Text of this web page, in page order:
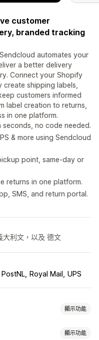
customer
branded tracking
automates your
a better delivery
Connect your Shopify
create shipping labels,
customers informed
label creation to returns,
in one platform.
seconds, no code needed.
& more using Sendcloud
point, same-day or
returns in one platform.
SMS, and return portal.
大利文，以及 德文
PostNL Royal Mail UPS
顯示功能
顯示功能